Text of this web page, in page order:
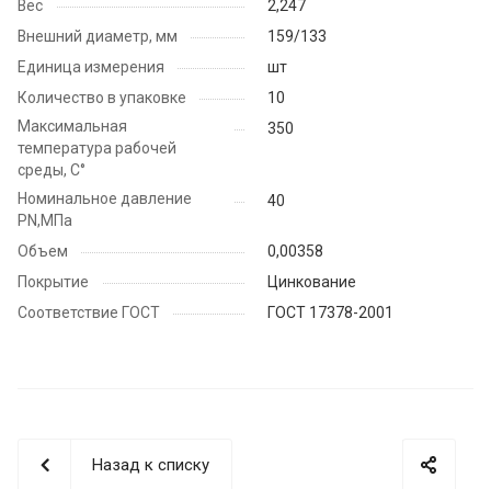
Вес
2,247
Внешний диаметр, мм
159/133
Единица измерения
шт
Количество в упаковке
10
Максимальная
температура рабочей
среды, С°
350
Номинальное давление
PN,МПа
40
Объем
0,00358
Покрытие
Цинкование
Соответствие ГОСТ
ГОСТ 17378-2001
Назад к списку